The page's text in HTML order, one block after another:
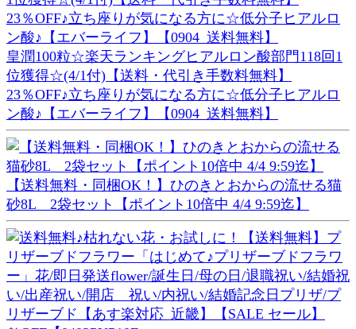
皇潤100粒☆楽天ランキングヒアルロン酸部門118回1
位獲得☆(4/1付)【送料・代引き手数料無料】
23％OFF♪立ち座りが気になる方に☆低分子ヒアルロ
ン酸♪【エバーライフ】【0904_送料無料】
【送料無料・同梱OK！】ひのきとおからの流せる猫
砂8L 2袋セット【ポイント10倍中 4/4 9:59迄】